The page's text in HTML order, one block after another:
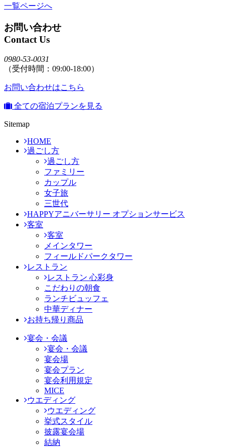
一覧ページへ
お問い合わせ
Contact Us
0980-53-0031
（受付時間：09:00-18:00）
お問い合わせはこちら
全ての宿泊プランを見る
Sitemap
HOME
過ごし方
過ごし方
ファミリー
カップル
女子旅
三世代
HAPPYアニバーサリー オプションサービス
客室
客室
メインタワー
フィールドパークタワー
レストラン
レストラン 心彩身
こだわりの朝食
ランチビュッフェ
中華ディナー
お持ち帰り商品
宴会・会議
宴会・会議
宴会場
宴会プラン
宴会利用規定
MICE
ウエディング
ウエディング
挙式スタイル
披露宴会場
結納